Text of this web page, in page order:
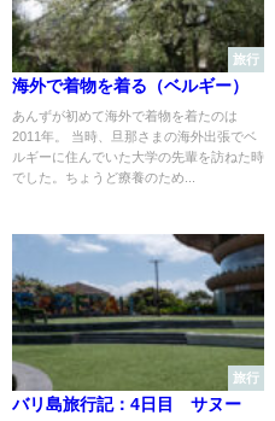
旅行
海外で着物を着る（ベルギー）
あんずが初めて海外で着物を着たのは
2011年。 当時、旦那さまの海外出張でベ
ルギーに住んでいた大学の先輩を訪ねた時
でした。ちょうど療養のため...
旅行
バリ島旅行記：4日目 サヌー